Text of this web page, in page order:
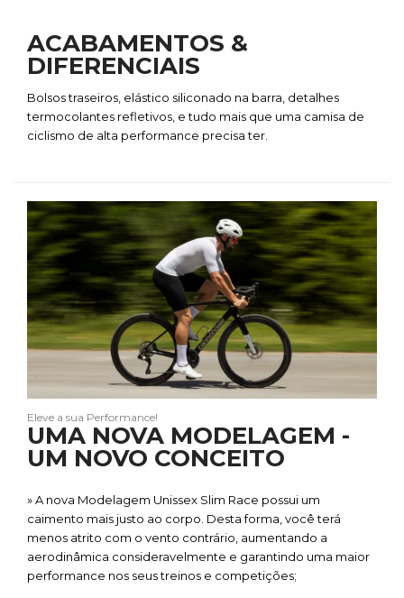
ACABAMENTOS &
DIFERENCIAIS
Bolsos traseiros, elástico siliconado na barra, detalhes
termocolantes refletivos, e tudo mais que uma camisa de
ciclismo de alta performance precisa ter.
Eleve a sua Performance!
UMA NOVA MODELAGEM -
UM NOVO CONCEITO
» A nova Modelagem Unissex Slim Race possui um
caimento mais justo ao corpo. Desta forma, você terá
menos atrito com o vento contrário, aumentando a
aerodinâmica consideravelmente e garantindo uma maior
performance nos seus treinos e competições;